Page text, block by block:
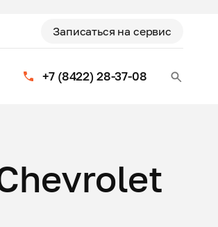
Записаться на сервис
+7 (8422) 28-37-08